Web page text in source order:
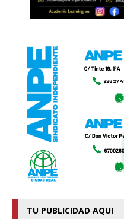
TU PUBLICIDAD AQUI